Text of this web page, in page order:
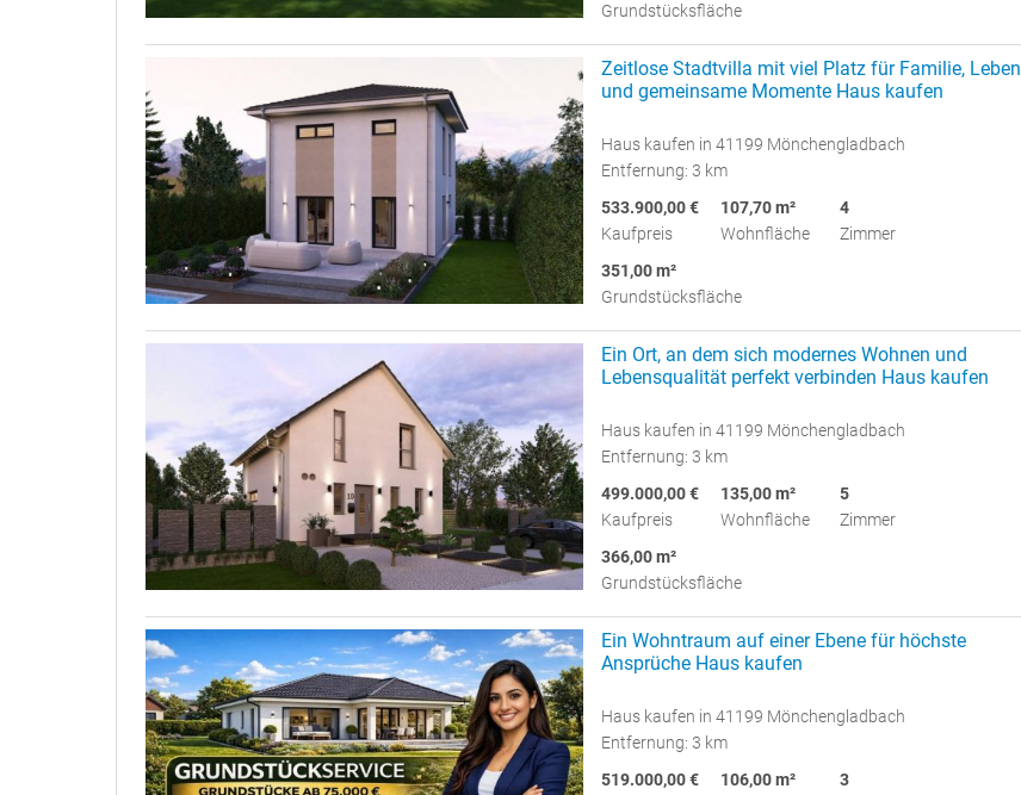
Grundstücksfläche
Zeitlose Stadtvilla mit viel Platz für Familie, Leben
und gemeinsame Momente Haus kaufen
Haus kaufen in 41199 Mönchengladbach
Entfernung: 3 km
533.900,00 €
Kaufpreis
107,70 m²
Wohnfläche
4
Zimmer
351,00 m²
Grundstücksfläche
Ein Ort, an dem sich modernes Wohnen und
Lebensqualität perfekt verbinden Haus kaufen
Haus kaufen in 41199 Mönchengladbach
Entfernung: 3 km
499.000,00 €
Kaufpreis
135,00 m²
Wohnfläche
5
Zimmer
366,00 m²
Grundstücksfläche
Ein Wohntraum auf einer Ebene für höchste
Ansprüche Haus kaufen
Haus kaufen in 41199 Mönchengladbach
Entfernung: 3 km
519.000,00 €
106,00 m²
3